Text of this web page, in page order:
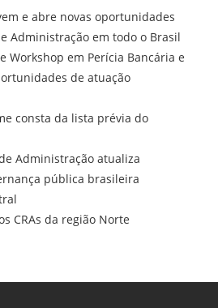
e abre novas oportunidades
Administração em todo o Brasil
Workshop em Perícia Bancária e
de atuação
consta da lista prévia do
Administração atualiza
pública brasileira
CRAs da região Norte